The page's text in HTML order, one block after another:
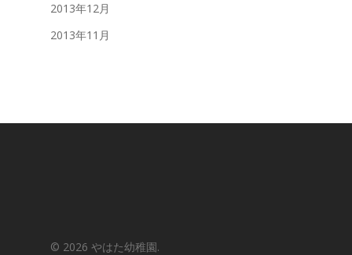
2013年12月
2013年11月
© 2026 やはた幼稚園.